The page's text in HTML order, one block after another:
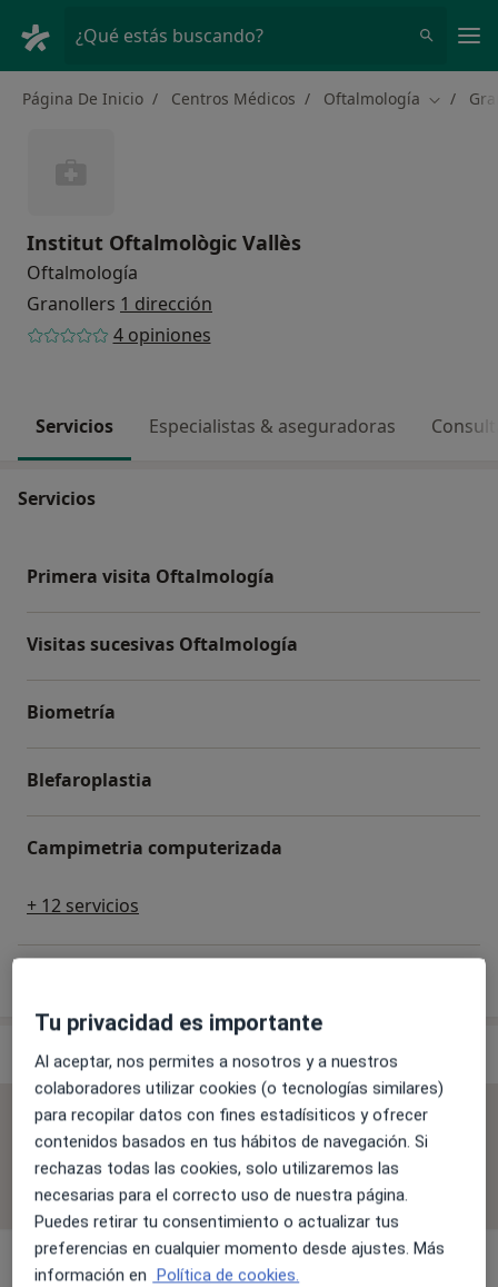
¿Qué estás buscando?
Página De Inicio Centros Médicos Oftalmología Cambiar
Institut Oftalmològic Vallès
Oftalmología
Granollers 1 dirección
4 opiniones
Servicios Especialistas & aseguradoras
Servicios
Primera visita Oftalmología
Visitas sucesivas Oftalmología
Biometría
Blefaroplastia
Campimetria computerizada
+ 12 servicios
Especialistas & aseguradoras
No se aceptan aseguradoras
Todos los especialistas de esta clínica solo aceptan
pacientes privados.
Tu privacidad es importante
Al aceptar, nos permites a nosotros y a nuestros
colaboradores utilizar cookies (o tecnologías similares)
para recopilar datos con fines estadísiticos y ofrecer
contenidos basados en tus hábitos de navegación. Si
rechazas todas las cookies, solo utilizaremos las
necesarias para el correcto uso de nuestra página.
Puedes retirar tu consentimiento o actualizar tus
preferencias en cualquier momento desde ajustes. Más
información en Política de cookies.